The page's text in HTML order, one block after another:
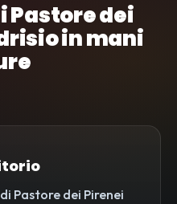
Pastore dei
in mani
Pastore dei Pirenei